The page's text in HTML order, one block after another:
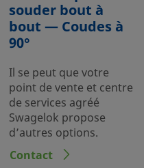
souder bout à
bout — Coudes à
90°
Il se peut que votre
point de vente et centre
de services agréé
Swagelok propose
d’autres options.
Contact